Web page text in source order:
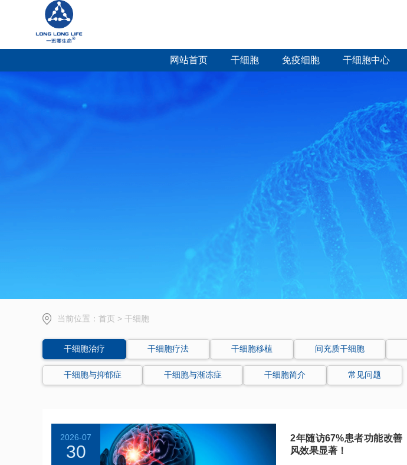
网站首页 干细胞 免疫细胞 干细胞中心
当前位置： 首页 > 干细胞
干细胞治疗 干细胞疗法 干细胞移植 间充质干细胞
干细胞与抑郁症 干细胞与渐冻症 干细胞简介 常见问题
2026-07
30
2年随访67%患者功能改善
风效果显著！